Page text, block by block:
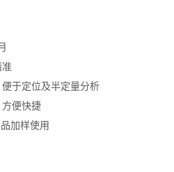
于定位及半定量分析
便快捷
加样使用